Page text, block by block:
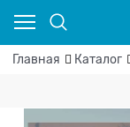
Главная Каталог